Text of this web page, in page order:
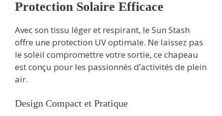
Protection Solaire Efficace
Avec son tissu léger et respirant, le Sun Stash
offre une protection UV optimale. Ne laissez pas
le soleil compromettre votre sortie, ce chapeau
est conçu pour les passionnés d’activités de plein
air.
Design Compact et Pratique